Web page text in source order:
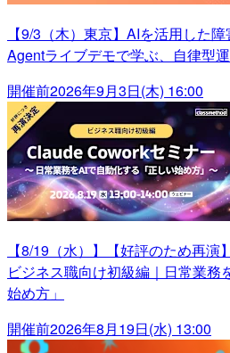
【9/3（木）東京】AIを活用した
Agentライブデモで学ぶ、自律型
開催前2026年9月3日(木) 16:00
【8/19（水）】【好評のため再
ビジネス職向け初級編｜日常業務
始め方」
開催前2026年8月19日(水) 13:00